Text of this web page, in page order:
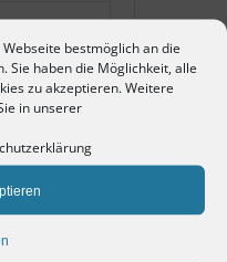
bestmöglich an die
Sie haben die Möglichkeit, alle
zu akzeptieren. Weitere
in unserer
e.V.